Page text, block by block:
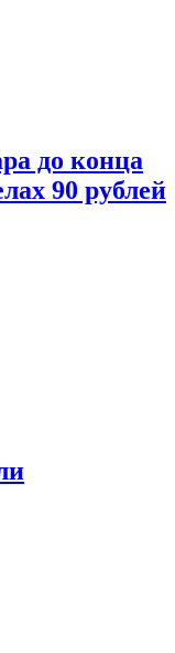
до конца
90 рублей